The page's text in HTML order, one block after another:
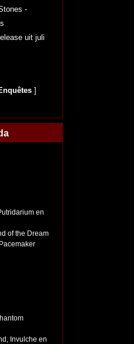
-
uit juli
]
en
of the Dream
Invulche en